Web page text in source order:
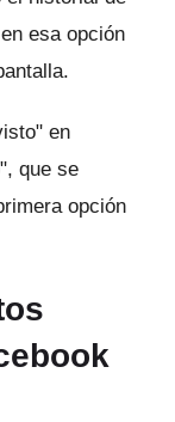
esa opción
en
que se
opción